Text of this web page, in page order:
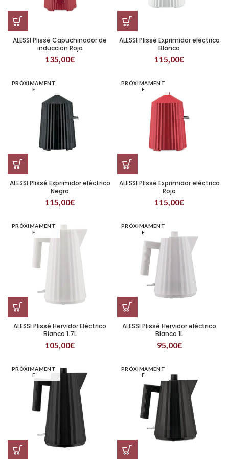
ALESSI Plissé Capuchinador de
inducción Rojo
135,00€
ALESSI Plissé Exprimidor eléctrico
Blanco
115,00€
PRÓXIMAMENT
E
ALESSI Plissé Exprimidor eléctrico
Negro
115,00€
PRÓXIMAMENT
E
ALESSI Plissé Exprimidor eléctrico
Rojo
115,00€
PRÓXIMAMENT
E
ALESSI Plissé Hervidor Eléctrico
Blanco 1.7L
105,00€
PRÓXIMAMENT
E
ALESSI Plissé Hervidor eléctrico
Blanco 1L
95,00€
PRÓXIMAMENT
E
PRÓXIMAMENT
E